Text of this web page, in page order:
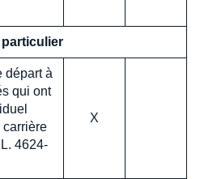
particulier
départ à
qui ont
carrière
4624-
X